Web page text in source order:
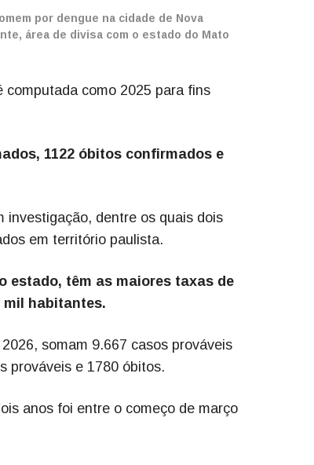
por dengue na cidade de Nova
área de divisa com o estado do Mato
computada como 2025 para fins
1122 óbitos confirmados e
investigação, dentre os quais dois
em território paulista.
estado, têm as maiores taxas de
mil habitantes.
somam 9.667 casos prováveis
prováveis e 1780 óbitos.
anos foi entre o começo de março